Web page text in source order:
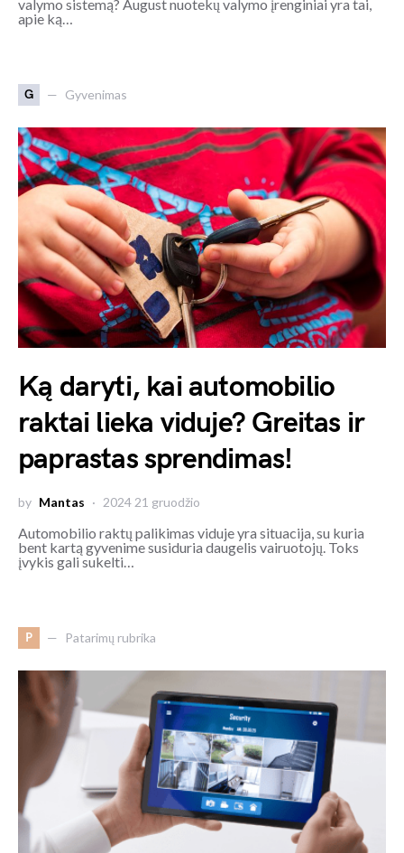
valymo sistemą? August nuotekų valymo įrenginiai yra tai,
apie ką…
G Gyvenimas
Ką daryti, kai automobilio
raktai lieka viduje? Greitas ir
paprastas sprendimas!
by Mantas 2024 21 gruodžio
Automobilio raktų palikimas viduje yra situacija, su kuria
bent kartą gyvenime susiduria daugelis vairuotojų. Toks
įvykis gali sukelti…
P Patarimų rubrika